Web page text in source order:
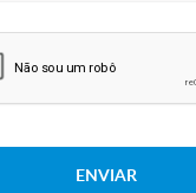
ENVIAR